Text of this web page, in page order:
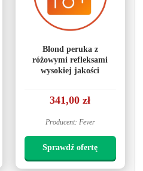
Blond peruka z
różowymi refleksami
wysokiej jakości
341,00 zł
Producent: Fever
Sprawdź ofertę